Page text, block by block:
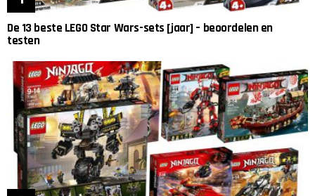
De 13 beste LEGO Star Wars-sets [jaar] – beoordelen en
testen